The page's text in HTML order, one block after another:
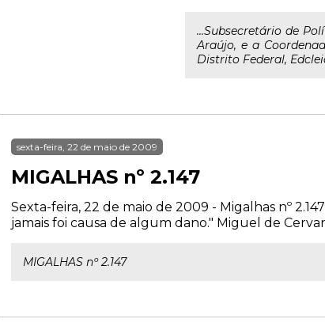
...Subsecretário de
Araújo, e a
Distrito Federal,
sexta-feira, 22 de maio de 2009
MIGALHAS nº 2.147
Sexta-feira, 22 de maio de 2009 - Migalhas nº
jamais foi causa de algum dano." Miguel de
MIGALHAS nº 2.147